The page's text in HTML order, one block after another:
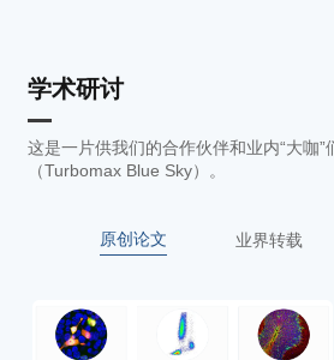
学术研讨
这是一片供我们的合作伙伴和业内“大咖”
（Turbomax Blue Sky）。
原创论文 业界转载